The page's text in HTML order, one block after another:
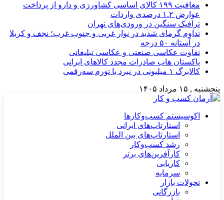
معافیت ۱۹۹ کالای اساسی کشاورزی و دارو از پرداخت
عوارض ۱.۲ درصدی واردات
ترافیک سنگین در ورودی‌های تهران
تداوم گرمای شدید در نوار غربی و جنوب غرب؛ نجف و کربلا
در آستانه ۵۰ درجه
تفاوت عکاسی صنعتی و عکاسی تبلیغاتی
پاکستان هاب صادرات مجدد کالاهای ایرانی
کالابرگ ۱ میلیونی در نبرد با تورم سه‌رقمی
پنجشنبه , ۱۵ مرداد ۱۴۰۵
اکوسیستم کسب‌وکارها
استارتاپ‌های ایرانی
استارتاپ‌های بین الملل
رشد کسب‌وکار
کارآفرین‌های برتر
کاریابی
سرمایه
تحولات بازار
بازرگانی